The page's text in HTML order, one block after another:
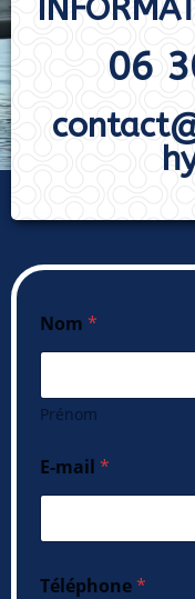
06
Nom *
Prénom
E-mail *
Téléphone*